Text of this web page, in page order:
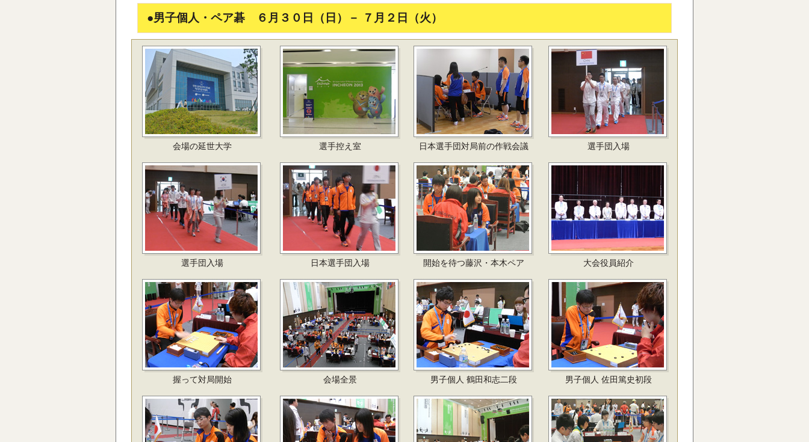
●男子個人・ペア碁 ６月３０日（日）－ ７月２日（火）
会場の延世大学 選手控え室 日本選手団対局前の作戦会議 選手団入場
選手団入場 日本選手団入場 開始を待つ藤沢・本木ペア 大会役員紹介
握って対局開始 会場全景 男子個人 鶴田和志二段 男子個人 佐田篤史初段